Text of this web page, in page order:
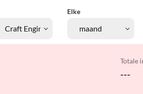
Elke
Totale
---